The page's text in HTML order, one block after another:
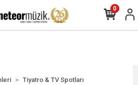
0
Tiyatro & TV Spotları